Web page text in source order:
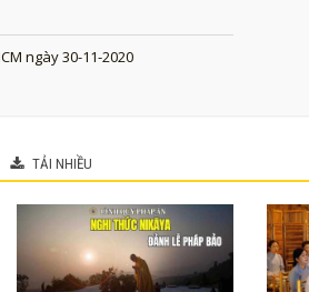
ngày 30-11-2020
TẢI NHIỀU